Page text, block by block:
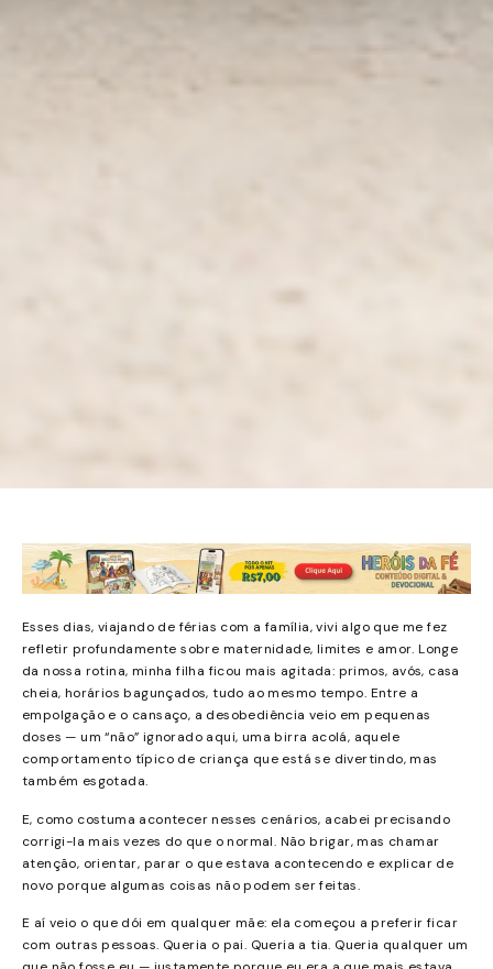
Esses dias, viajando de férias com a família, vivi algo que me fez
refletir profundamente sobre maternidade, limites e amor. Longe
da nossa rotina, minha filha ficou mais agitada: primos, avós, casa
cheia, horários bagunçados, tudo ao mesmo tempo. Entre a
empolgação e o cansaço, a desobediência veio em pequenas
doses — um “não” ignorado aqui, uma birra acolá, aquele
comportamento típico de criança que está se divertindo, mas
também esgotada.
E, como costuma acontecer nesses cenários, acabei precisando
corrigi-la mais vezes do que o normal. Não brigar, mas chamar
atenção, orientar, parar o que estava acontecendo e explicar de
novo porque algumas coisas não podem ser feitas.
E aí veio o que dói em qualquer mãe: ela começou a preferir ficar
com outras pessoas. Queria o pai. Queria a tia. Queria qualquer um